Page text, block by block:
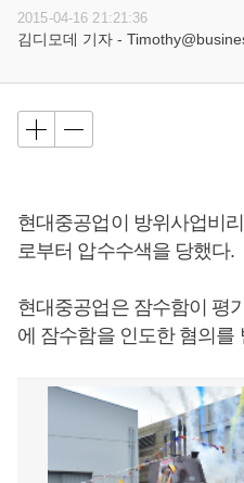
2015-04-16 21:21:36
김디모데 기자 -
현대중공업이 방위사업비
로부터 압수수색을 당했다.
현대중공업은 잠수함이 평
에 잠수함을 인도한 혐의를